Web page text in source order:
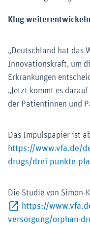
Klug weiterentwickeln
„Deutschland hat das
Innovationskraft, um
Erkrankungen
„Jetzt kommt es
der Patientinnen und
Das Impulspapier ist
https://www.vfa.de/
drugs/drei-punkte-
Die Studie von
https://
versorgung/orphan-